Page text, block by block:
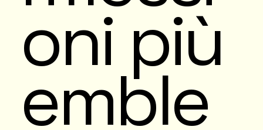
oni più
emble